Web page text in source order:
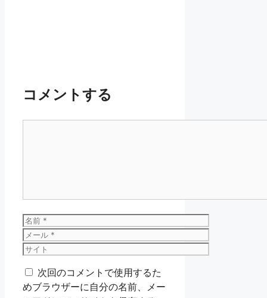
コメントする
名
前
メ
ー
サ
ト 次回のコメントで使用するた
めブラウザーに自分の名前、メー